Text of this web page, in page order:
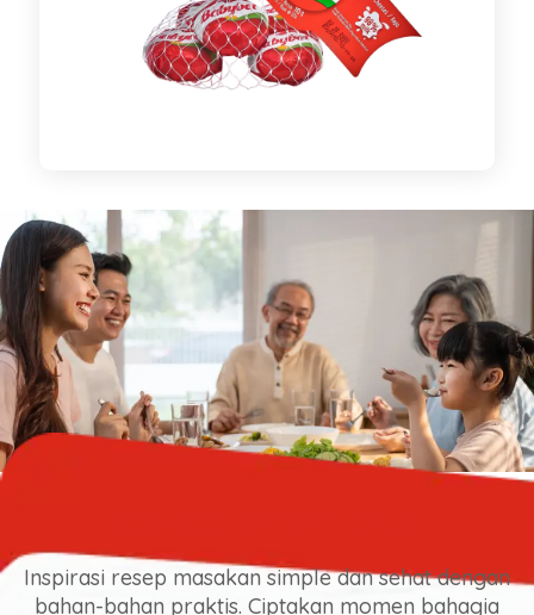
Inspirasi resep masakan simple dan sehat dengan
bahan-bahan praktis. Ciptakan momen bahagia